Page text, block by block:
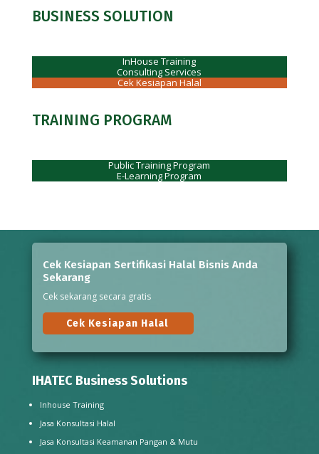
BUSINESS SOLUTION
InHouse Training
Consulting Services
Cek Kesiapan Halal
TRAINING PROGRAM
Public Training Program
E-Learning Program
Cek Kesiapan Sertifikasi Halal Bisnis Anda
Sekarang
Cek sekarang secara gratis
Cek Kesiapan Halal
IHATEC Business Solutions
Inhouse Training
Jasa Konsultasi Halal
Jasa Konsultasi Keamanan Pangan & Mutu